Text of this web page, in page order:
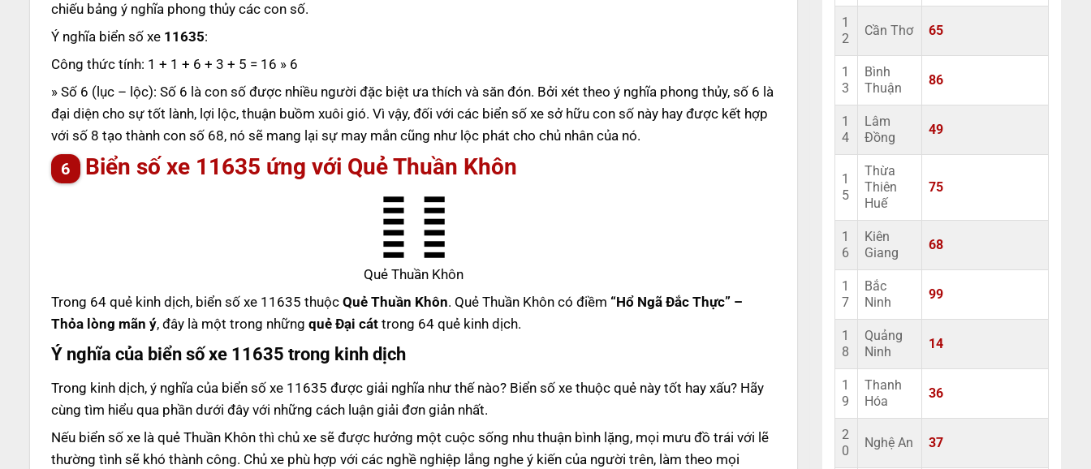
chiếu bảng ý nghĩa phong thủy các con số.
Ý nghĩa biển số xe 11635:
Công thức tính: 1 + 1 + 6 + 3 + 5 = 16 » 6
» Số 6 (lục – lộc): Số 6 là con số được nhiều người đặc biệt ưa thích và săn đón. Bởi xét theo ý nghĩa phong thủy, số 6 là
đại diện cho sự tốt lành, lợi lộc, thuận buồm xuôi gió. Vì vậy, đối với các biển số xe sở hữu con số này hay được kết hợp
với số 8 tạo thành con số 68, nó sẽ mang lại sự may mắn cũng như lộc phát cho chủ nhân của nó.
Biển số xe 11635 ứng với Quẻ Thuần Khôn
Quẻ Thuần Khôn
Trong 64 quẻ kinh dịch, biển số xe 11635 thuộc Quẻ Thuần Khôn. Quẻ Thuần Khôn có điềm “Hổ Ngã Đắc Thực” –
Thỏa lòng mãn ý, đây là một trong những quẻ Đại cáttrong 64 quẻ kinh dịch.
Ý nghĩa của biển số xe 11635 trong kinh dịch
Trong kinh dịch, ý nghĩa của biển số xe 11635 được giải nghĩa như thế nào? Biển số xe thuộc quẻ này tốt hay xấu? Hãy
cùng tìm hiểu qua phần dưới đây với những cách luận giải đơn giản nhất.
Nếu biển số xe là quẻ Thuần Khôn thì chủ xe sẽ được hưởng một cuộc sống nhu thuận bình lặng, mọi mưu đồ trái với lẽ
thường tình sẽ khó thành công. Chủ xe phù hợp với các nghề nghiệp lắng nghe ý kiến của người trên, làm theo mọi
1
2
Cần Thơ 65
1
3
Bình
Thuận
86
1
4
Lâm
Đồng
49
1
5
Thừa
Thiên
Huế
75
1
6
Kiên
Giang
68
1
7
Bắc
Ninh
99
1
8
Quảng
Ninh
14
1
9
Thanh
Hóa
36
2
0
Nghệ An 37